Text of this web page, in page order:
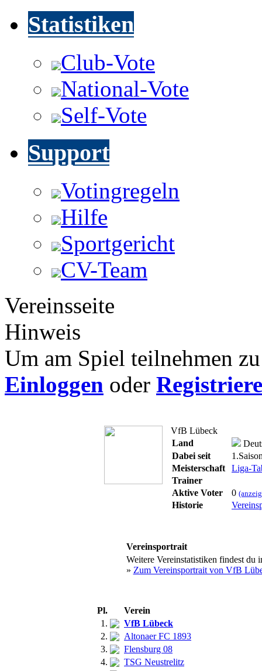
Statistiken
Club-Vote
National-Vote
Self-Vote
Support
Votingregeln
Hilfe
Sportgericht
CV-Team
Vereinsseite
Hinweis
Um am Spiel teilnehmen
Einloggen oder
VfB Lübeck
Land
Dabei seit
Meisterschaft
Liga-
Trainer
Aktive Voter
0
Historie
Vereinsportrait
Weitere Vereinstatistiken findest du
» Zum Vereinsportrait von VfB
Pl.
Verein
1.
VfB Lübeck
2.
Altonaer FC 1893
3.
Flensburg 08
4.
TSG Neustrelitz